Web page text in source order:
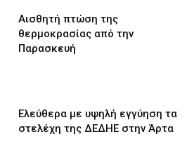
Αισθητή πτώση της
θερμοκρασίας από την
Παρασκευή
Ελεύθερα με υψηλή εγγύηση τα
στελέχη της ΔΕΔΗΕ στην Άρτα